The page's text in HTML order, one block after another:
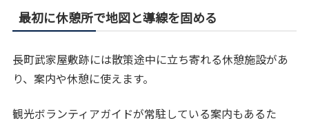
最初に休憩所で地図と導線を固める
長町武家屋敷跡には散策途中に立ち寄れる休憩施設があ
り、案内や休憩に使えます。
観光ボランティアガイドが常駐している案内もあるた